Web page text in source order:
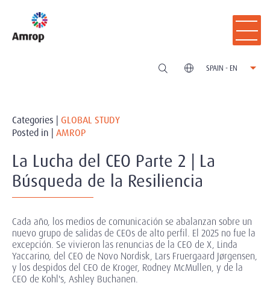
SPAIN - EN
Categories | GLOBAL STUDY
Posted in | AMROP
La Lucha del CEO Parte 2 | La
Búsqueda de la Resiliencia
Cada año, los medios de comunicación se abalanzan sobre un
nuevo grupo de salidas de CEOs de alto perfil. El 2025 no fue la
excepción. Se vivieron las renuncias de la CEO de X, Linda
Yaccarino, del CEO de Novo Nordisk, Lars Fruergaard Jørgensen,
y los despidos del CEO de Kroger, Rodney McMullen, y de la
CEO de Kohl's, Ashley Buchanen.